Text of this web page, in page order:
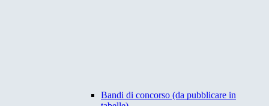
Bandi di concorso (da pubblicare in